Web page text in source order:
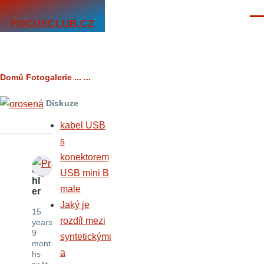
FOCUSCLUB.CZ
Drobečková
navigace
Domů Fotogalerie ... ...
U
hl
er
15
years
9
mont
hs
Diskuze
kabel USB
s
konektorem
USB mini B
male
Jaký je
rozdíl mezi
syntetickými
a